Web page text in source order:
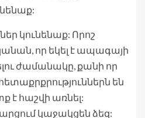
կունենաք: Որոշ
որ եկել է ապագայի
ժամանակը, քանի որ
են
է հաշվի առնել:
կաջակցեն ձեզ: